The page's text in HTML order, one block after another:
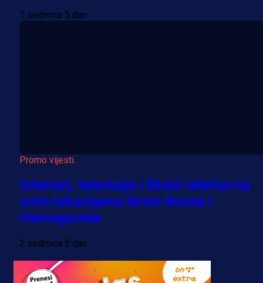
1 sedmica 5 dan
Promo vijesti
Internet, televizija i fiksni telefon na
svim lokacijama širom Bosne i
Hercegovine
2 sedmica 5 dan